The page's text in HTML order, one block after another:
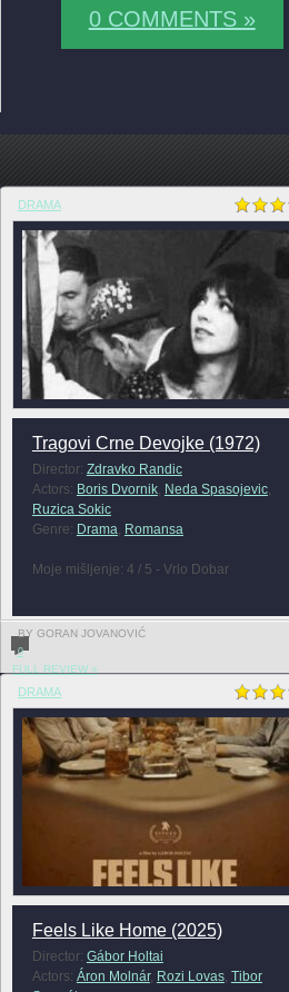
0 COMMENTS »
DRAMA
Tragovi Crne Devojke (1972)
Director: Zdravko Randic
Actors: Boris Dvornik, Neda Spasojevic,
Ruzica Sokic
Genre: Drama, Romansa
Moje mišljenje: 4 / 5 - Vrlo Dobar
BY GORAN JOVANOVIĆ
0
FULL REVIEW »
DRAMA
Feels Like Home (2025)
Director: Gábor Holtai
Actors: Áron Molnár, Rozi Lovas, Tibor